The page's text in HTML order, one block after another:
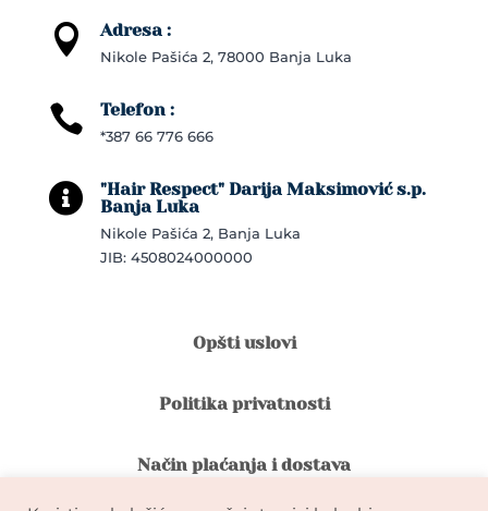
 Adresa :
Nikole Pašića 2, 78000 Banja Luka
 Telefon :
*387 66 776 666

"Hair Respect" Darija Maksimović s.p.
Banja Luka
Nikole Pašića 2, Banja Luka
JIB: 4508024000000
Opšti uslovi
Politika privatnosti
Način plaćanja i dostava